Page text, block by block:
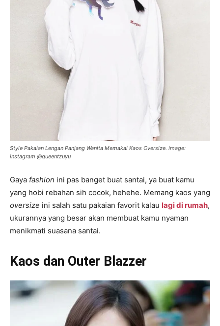
Style Pakaian Lengan Panjang Wanita Memakai Kaos Oversize. image:
instagram @queentzuyu
Gaya fashion ini pas banget buat santai, ya buat kamu
yang hobi rebahan sih cocok, hehehe. Memang kaos yang
oversize ini salah satu pakaian favorit kalau lagi di rumah,
ukurannya yang besar akan membuat kamu nyaman
menikmati suasana santai.
Kaos dan Outer Blazzer